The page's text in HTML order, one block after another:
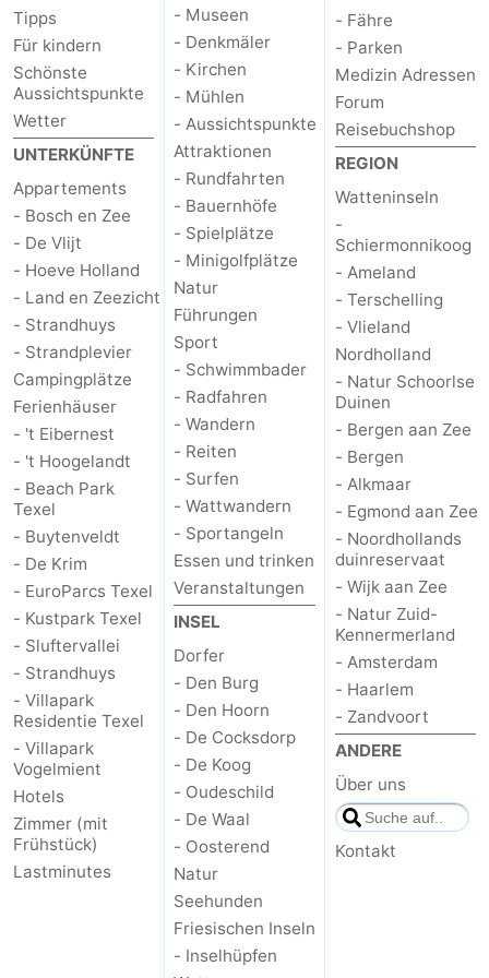
Medizin
Adressen
Region
Watteninseln
-
Schiermonnikoog
Terschelling
Vlieland
Nordholland
-
Natur
Schoorlse
Duinen
Bergen
aan
Zee
-
Bergen
Alkmaar
Egmond
aan
Zee
-
Noordhollands
duinreservaat
-
Wijk
aan
Zee
-
Natur
Zuid-
-
Amsterdam
-
Tipps
Für kindern
Schönste
Aussichtspunkte
Wetter
UNTERKÜNFTE
Appartements
- Bosch en Zee
- De Vlijt
- Hoeve Holland
- Land en Zeezicht
- Strandhuys
- Strandplevier
Campingplätze
Ferienhäuser
- 't Eibernest
- 't Hoogelandt
- Beach Park
Texel
- Buytenveldt
- De Krim
- EuroParcs Texel
- Kustpark Texel
- Sluftervallei
- Strandhuys
- Villapark
Residentie Texel
- Villapark
Vogelmient
Hotels
Zimmer (mit
Frühstück)
Lastminutes
- Museen
- Denkmäler
- Kirchen
- Mühlen
- Aussichtspunkte
Attraktionen
- Rundfahrten
- Bauernhöfe
- Spielplätze
- Minigolfplätze
Natur
Führungen
Sport
- Schwimmbader
- Radfahren
- Wandern
- Reiten
- Surfen
- Wattwandern
- Sportangeln
Essen und trinken
Veranstaltungen
INSEL
Dorfer
- Den Burg
- Den Hoorn
- De Cocksdorp
- De Koog
- Oudeschild
- De Waal
- Oosterend
Natur
Seehunden
Friesischen Inseln
- Inselhüpfen
- Fähre
- Parken
Medizin Adressen
Forum
Reisebuchshop
REGION
Watteninseln
-
Schiermonnikoog
- Ameland
- Terschelling
- Vlieland
Nordholland
- Natur Schoorlse
Duinen
- Bergen aan Zee
- Bergen
- Alkmaar
- Egmond aan Zee
- Noordhollands
duinreservaat
- Wijk aan Zee
- Natur Zuid-
Kennermerland
- Amsterdam
- Haarlem
- Zandvoort
ANDERE
Über uns
Kontakt